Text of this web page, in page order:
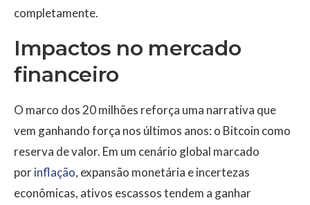
completamente.
Impactos no mercado
financeiro
O marco dos 20 milhões reforça uma narrativa que
vem ganhando força nos últimos anos: o Bitcoin como
reserva de valor. Em um cenário global marcado
porinflação, expansão monetária e incertezas
econômicas, ativos escassos tendem a ganhar